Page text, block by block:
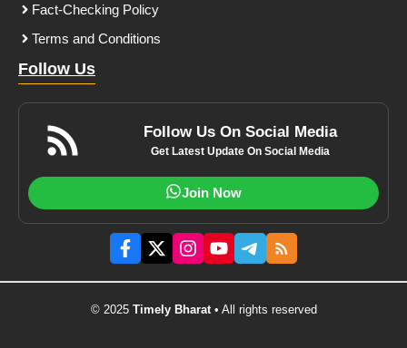
Fact-Checking Policy
Terms and Conditions
Follow Us
Follow Us On Social Media
Get Latest Update On Social Media
Join Now
© 2025 Timely Bharat• All rights reserved